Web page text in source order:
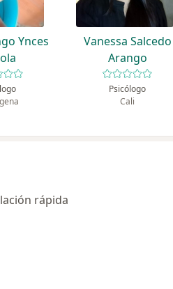
Ynces
Vanessa Salcedo
Arango
Psicólogo
Cali
rápida